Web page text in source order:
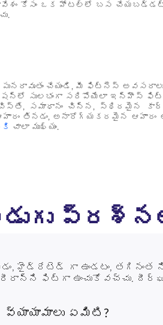
కోసం ఒక హోటల్‌లో బస
చేయండి, మీ ఫిట్‌నెస్
సులభంగా సరిపోయేలా ఇన్‌హౌస్ ఫిట్‌నెస్
సమాధానం చిన్న, స్థిరమైన
తినడం, అనారోగ్యకరమైన ఆహారం
చాలా ముఖ్యం.
హైడ్రేటెడ్ గా ఉండటం, తగినంత
ఫిట్‌గా ఉంచుకోవచ్చు.
ఏమిటి?